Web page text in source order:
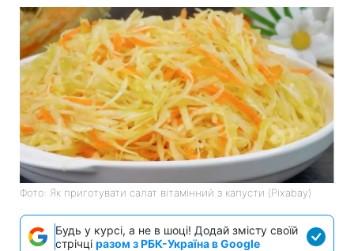
Фото: Як приготувати салат вітамінний з капусти (Pixabay)
Будь у курсі, а не в шоці! Додай змісту своїй
стрічці разом з РБК-Україна в Google